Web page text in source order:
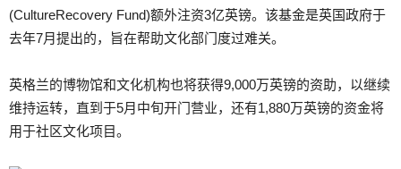
(CultureRecovery Fund)额外注资3亿英镑。该基金是英国政府于
去年7月提出的，旨在帮助文化部门度过难关。
英格兰的博物馆和文化机构也将获得9,000万英镑的资助，以继续
维持运转，直到于5月中旬开门营业，还有1,880万英镑的资金将
用于社区文化项目。